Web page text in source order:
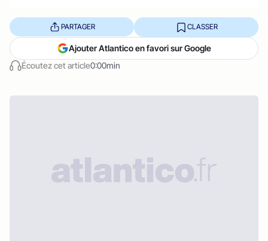
Écoutez cet article0:00min
PARTAGER CLASSER
Ajouter Atlantico en favori sur Google